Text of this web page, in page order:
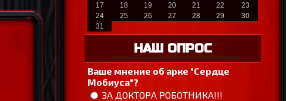
17
18 19 20 21 22
23
24
25 26 27 28 29
30
31
НАШ ОПРОС
Ваше мнение об арке "Сердце
Мобиуса"?
ЗА ДОКТОРА РОБОТНИКА!!!